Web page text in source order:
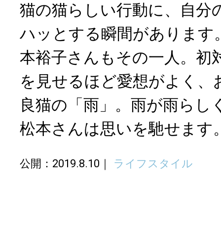
猫の猫らしい行動に、自分
ハッとする瞬間があります
本裕子さんもその一人。初
を見せるほど愛想がよく、
良猫の「雨」。雨が雨らし
松本さんは思いを馳せます
公開：2019.8.10 ライフスタイル